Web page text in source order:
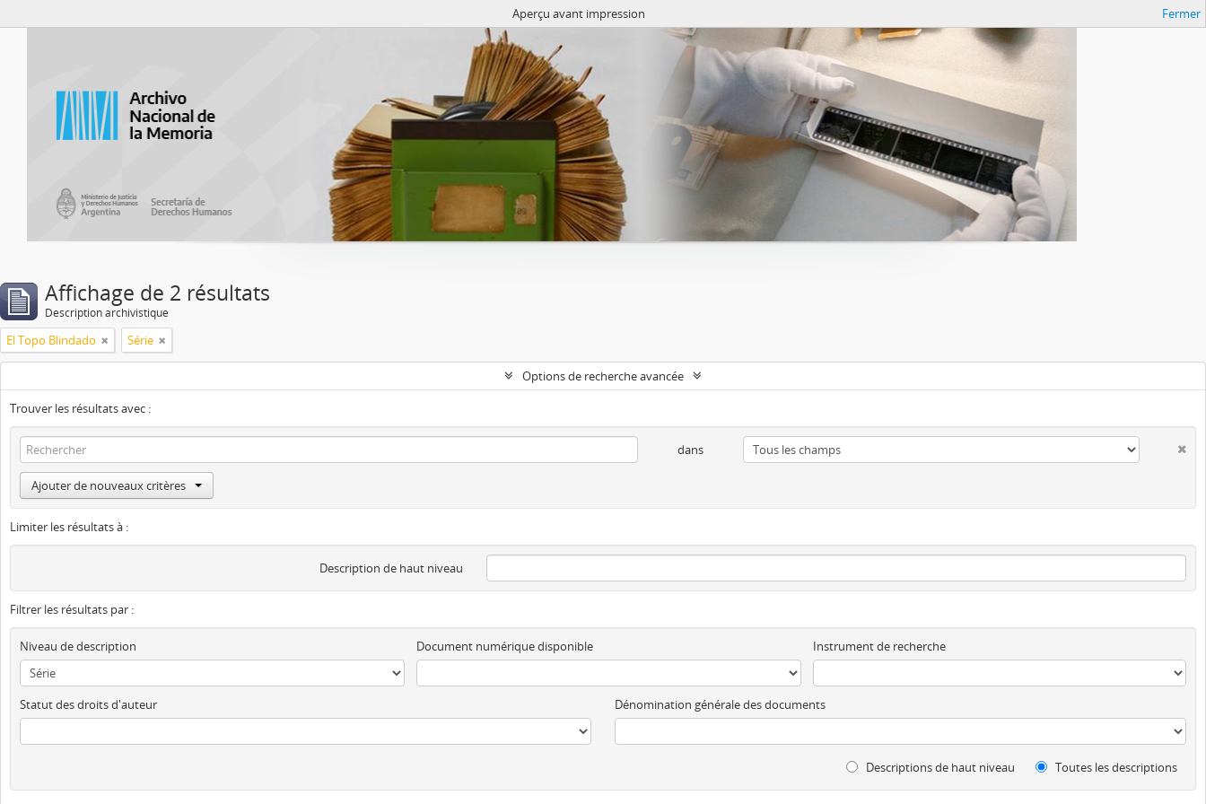
Aperçu avant impression Fermer
Affichage de 2 résultats
Description archivistique
El Topo Blindado Série
Options de recherche avancée
Trouver les résultats avec :
dans
Ajouter de nouveaux critères
Limiter les résultats à :
Description de haut niveau
Filtrer les résultats par :
Niveau de description Document numérique disponible Instrument de recherche
Statut des droits d'auteur Dénomination générale des documents
Descriptions de haut niveau Toutes les descriptions